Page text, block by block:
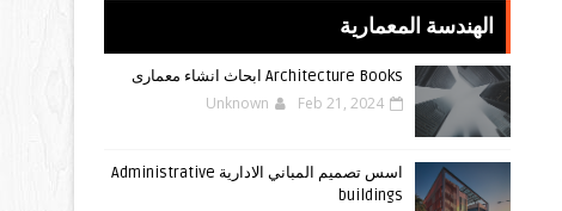
الهندسة المعمارية
Architecture Books ابحاث انشاء معمارى
Unknown Feb 21, 2024
اسس تصميم المباني الادارية Administrative
buildings